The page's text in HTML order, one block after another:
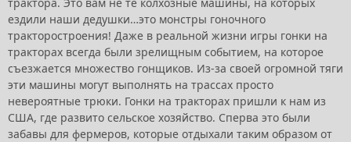
ездили наши дедушки…это монстры гоночного
тракторостроения! Даже в реальной жизни игры гонки на
тракторах всегда были зрелищным событием, на которое
съезжается множество гонщиков. Из-за своей огромной тяги
эти машины могут выполнять на трассах просто
невероятные трюки. Гонки на тракторах пришли к нам из
США, где развито сельское хозяйство. Сперва это были
забавы для фермеров, которые отдыхали таким образом от